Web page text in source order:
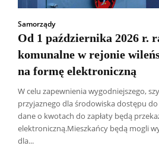
Samorządy
Od 1 października 2026 r.
komunalne w rejonie
na formę elektroniczną
W celu zapewnienia wygodniejszego,
przyjaznego dla środowiska dostępu
dane o kwotach do zapłaty będą
elektroniczną.Mieszkańcy będą mogli
dla...
Wszyscy Aleksander
Artur